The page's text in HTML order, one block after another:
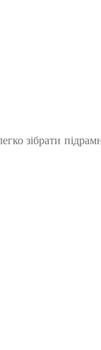
зібрати